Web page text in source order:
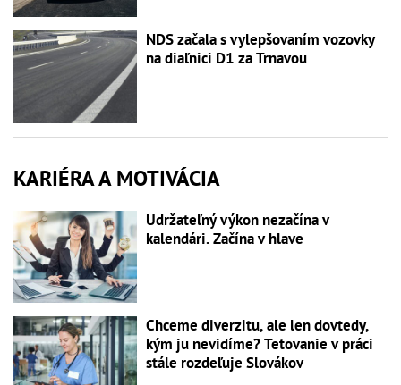
NDS začala s vylepšovaním vozovky
na diaľnici D1 za Trnavou
KARIÉRA A MOTIVÁCIA
Udržateľný výkon nezačína v
kalendári. Začína v hlave
Chceme diverzitu, ale len dovtedy,
kým ju nevidíme? Tetovanie v práci
stále rozdeľuje Slovákov